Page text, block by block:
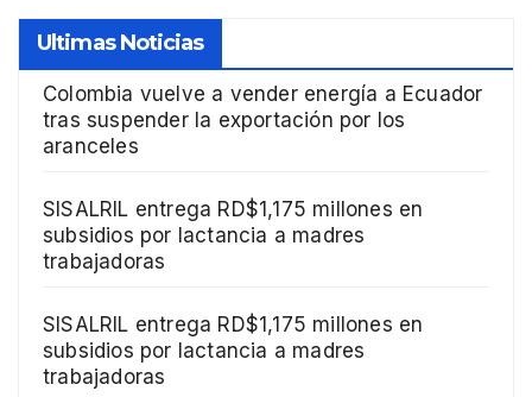
Ultimas Noticias
Colombia vuelve a vender energía a Ecuador
tras suspender la exportación por los
aranceles
SISALRIL entrega RD$1,175 millones en
subsidios por lactancia a madres
trabajadoras
SISALRIL entrega RD$1,175 millones en
subsidios por lactancia a madres
trabajadoras